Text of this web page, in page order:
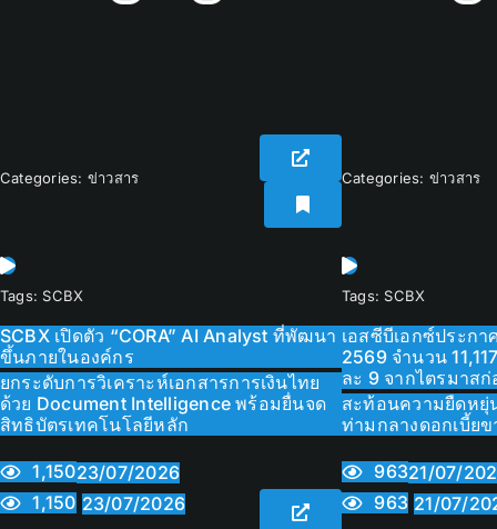
Categories: ข่าวสาร
Tags: SCBX
SCBX เปิดตัว “CORA” AI Analyst ที่พัฒนา
ขึ้นภายในองค์กร
ยกระดับการวิเคราะห์เอกสารการเงินไทย
ด้วย Document Intelligence พร้อมยื่นจด
สิทธิบัตรเทคโนโลยีหลัก
1,15023/07/2026
1,150 23/07/2026
Categories: ข่าวสาร
Tags: SCBX
เอสซีบีเอกซ์ประก
2569 จำนวน
ละ 9 จากไตรมาส
สะท้อนความยืดหยุ่
ท่ามกลางดอกเบี้ยข
96321/07/
963 21/07/